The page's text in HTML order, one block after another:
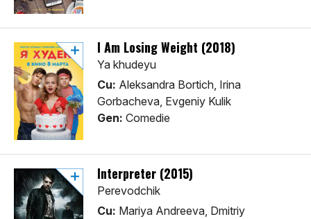
I Am Losing Weight (2018)
Ya khudeyu
Cu: Aleksandra Bortich, Irina
Gorbacheva, Evgeniy Kulik
Gen: Comedie
Interpreter (2015)
Perevodchik
Cu: Mariya Andreeva, Dmitriy